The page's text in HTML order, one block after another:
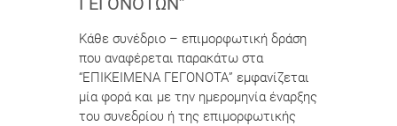
Κάθε συνέδριο – επιμορφωτική δράση
που αναφέρεται παρακάτω στα
“ΕΠΙΚΕΙΜΕΝΑ ΓΕΓΟΝΟΤΑ” εμφανίζεται
μία φορά και με την ημερομηνία έναρξης
του συνεδρίου ή της επιμορφωτικής